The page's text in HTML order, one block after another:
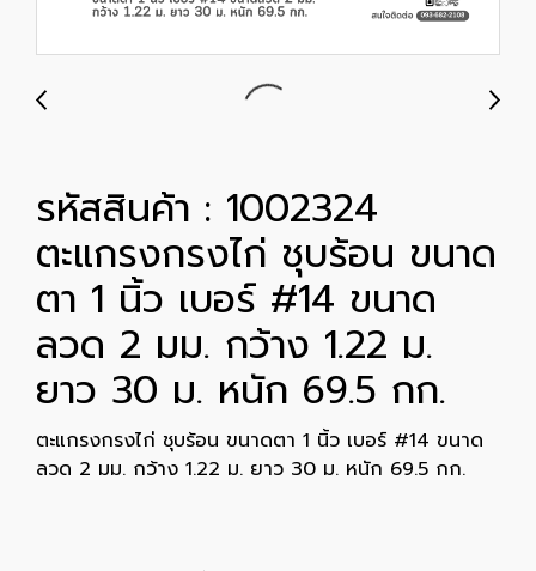
รหัสสินค้า : 1002324
ตะแกรงกรงไก่ ชุบร้อน ขนาด
ตา 1 นิ้ว เบอร์ #14 ขนาด
ลวด 2 มม. กว้าง 1.22 ม.
ยาว 30 ม. หนัก 69.5 กก.
ตะแกรงกรงไก่ ชุบร้อน ขนาดตา 1 นิ้ว เบอร์ #14 ขนาด
ลวด 2 มม. กว้าง 1.22 ม. ยาว 30 ม. หนัก 69.5 กก.